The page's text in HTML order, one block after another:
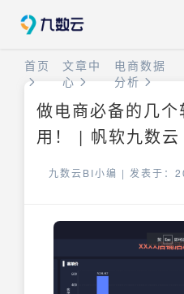
首页
文章中
心
电商数据
分析
做电商必备的几
用！ | 帆软九数云
九数云BI小编 | 发表于：